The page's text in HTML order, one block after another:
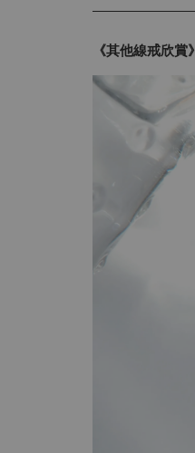
《其他線戒欣賞》